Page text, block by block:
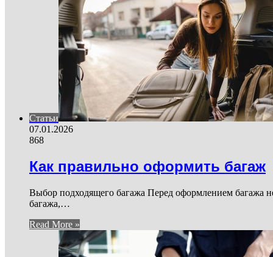
Статьи
07.01.2026
868
Как правильно оформить багаж
Выбор подходящего багажа Перед оформлением багажа
багажа,…
Read More »